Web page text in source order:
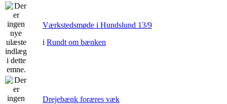
Værkstedsmøde i Hundslund 13/9
i Rundt om bænken
Drejebænk foræres væk